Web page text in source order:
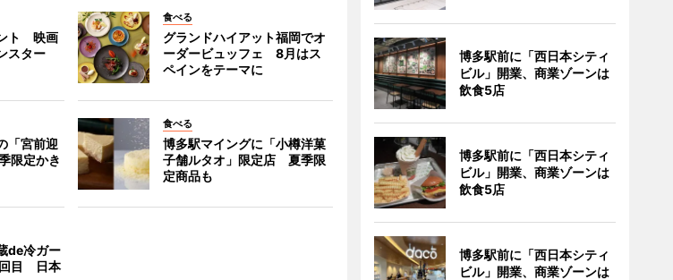
ト 映画
スター
食べる
グランドハイアット福岡でオ
ーダービュッフェ 8月はス
ペインをテーマに
「宮前迎
限定かき
食べる
博多駅マイングに「小樽洋菓
子舗ルタオ」限定店 夏季限
定商品も
de冷ガー
目 日本
博多駅前に「西日本シティ
ビル」開業、商業ゾーンは
飲食5店
博多駅前に「西日本シティ
ビル」開業、商業ゾーンは
飲食5店
博多駅前に「西日本シティ
ビル」開業、商業ゾーンは